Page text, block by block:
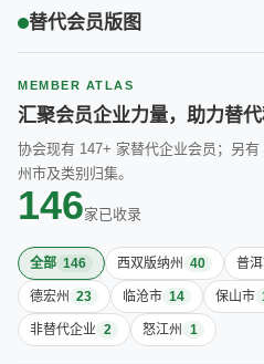
替代会员版图
MEMBER ATLAS
汇聚会员企业力量，助力替代
协会现有 147+ 家替代企业会员；另
州市及类别归集。
146家已收录
全部 146 西双版纳州 40 普
德宏州 23 临沧市 14 保山市
非替代企业 2 怒江州 1